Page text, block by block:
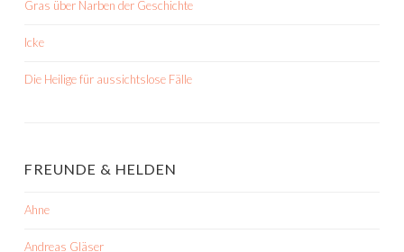
Gras über Narben der Geschichte
Icke
Die Heilige für aussichtslose Fälle
FREUNDE & HELDEN
Ahne
Andreas Gläser